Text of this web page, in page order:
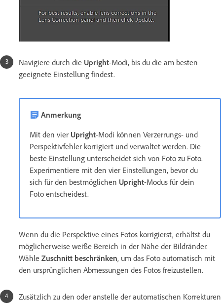
Navigiere durch die Upright-Modi, bis du die am besten
geeignete Einstellung findest.
Anmerkung
Mit den vier Upright-Modi können Verzerrungs- und
Perspektivfehler korrigiert und verwaltet werden. Die
beste Einstellung unterscheidet sich von Foto zu Foto.
Experimentiere mit den vier Einstellungen, bevor du
sich für den bestmöglichen Upright-Modus für dein
Foto entscheidest.
Wenn du die Perspektive eines Fotos korrigierst, erhältst du
möglicherweise weiße Bereich in der Nähe der Bildränder.
Wähle Zuschnitt beschränken, um das Foto automatisch mit
den ursprünglichen Abmessungen des Fotos freizustellen.
Zusätzlich zu den oder anstelle der automatischen Korrekturen